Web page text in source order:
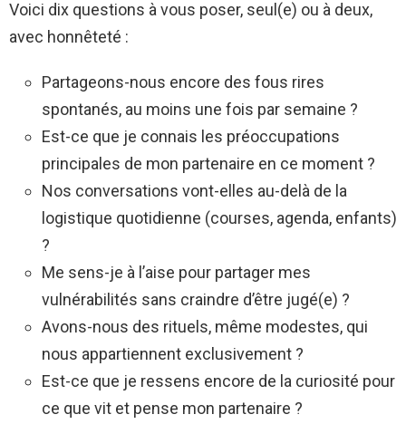
Voici dix questions à vous poser, seul(e) ou à deux,
avec honnêteté :
Partageons-nous encore des fous rires
spontanés, au moins une fois par semaine ?
Est-ce que je connais les préoccupations
principales de mon partenaire en ce moment ?
Nos conversations vont-elles au-delà de la
logistique quotidienne (courses, agenda, enfants)
?
Me sens-je à l’aise pour partager mes
vulnérabilités sans craindre d’être jugé(e) ?
Avons-nous des rituels, même modestes, qui
nous appartiennent exclusivement ?
Est-ce que je ressens encore de la curiosité pour
ce que vit et pense mon partenaire ?